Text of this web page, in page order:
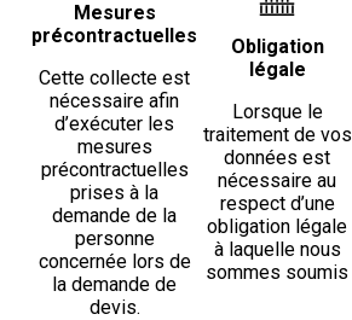
Mesures
précontractuelles
Cette collecte est
nécessaire afin
d’exécuter les
mesures
précontractuelles
prises à la
demande de la
personne
concernée lors de
la demande de
devis.
Obligation
légale
Lorsque le
traitement de vos
données est
nécessaire au
respect d’une
obligation légale
à laquelle nous
sommes soumis